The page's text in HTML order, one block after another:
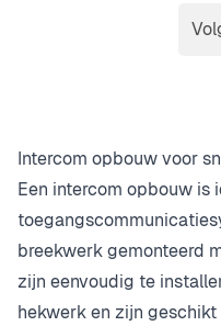
Intercom opbouw voor
Een intercom opbouw is
breekwerk gemonteerd
zijn eenvoudig te
hekwerk en zijn